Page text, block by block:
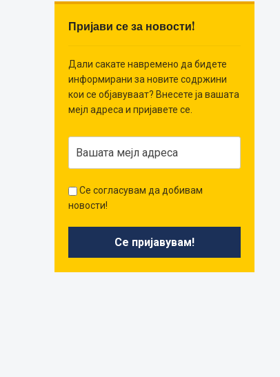
Пријави се за новости!
Дали сакате навремено да бидете
информирани за новите содржини
кои се објавуваат? Внесете ја вашата
мејл адреса и пријавете се.
Се согласувам да добивам
новости!